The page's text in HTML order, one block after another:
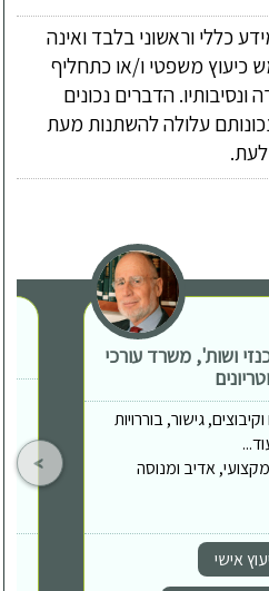
כללי וראשוני בלבד ואינה
כיעוץ משפטי ו/או כתחליף
הדברים נכונים
עלולה להשתנות מעת
לעת.
ושות', משרד עורכי
גישור, בוררויות
אדיב ומנוסה
אישי